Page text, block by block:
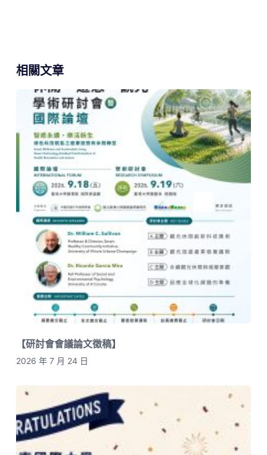
相關文章
【研討會會議論文徵稿】
2026 年 7 月 24 日